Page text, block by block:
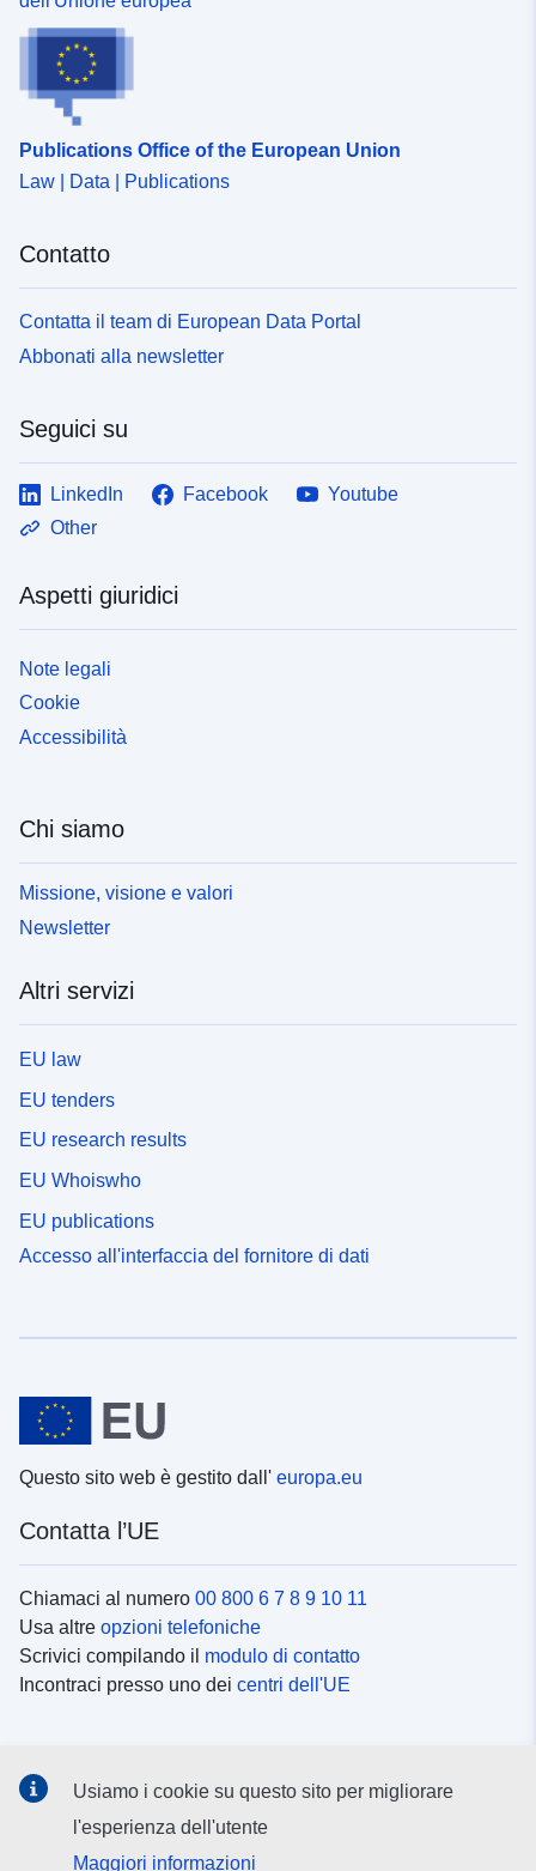
Publications Office of the European Union
Law | Data | Publications
Contatto
Contatta il team di European Data Portal
Abbonati alla newsletter
Seguici su
LinkedIn Facebook
Youtube
Other
Aspetti giuridici
Note legali
Cookie
Accessibilità
Chi siamo
Missione, visione e valori
Newsletter
Altri servizi
EU law
EU tenders
EU research results
EU Whoiswho
EU publications
Accesso all'interfaccia del fornitore di dati
Questo sito web è gestito dall' europa.eu
Contatta l’UE
Chiamaci al numero 00 800 6 7 8 9 10 11
Usa altre opzioni telefoniche
Scrivici compilando il modulo di contatto
Incontraci presso uno dei centri dell'UE
Cerca icanali social
Usiamo i cookie su questo sito per migliorare
l'esperienza dell'utente
Maggiori informazioni